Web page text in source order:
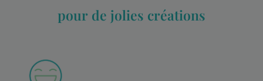
pour de jolies créations